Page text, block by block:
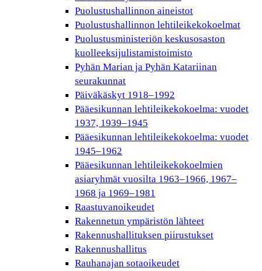
Puolustushallinnon aineistot
Puolustushallinnon lehtileikekokoelmat
Puolustusministeriön keskusosaston
kuolleeksijulistamistoimisto
Pyhän Marian ja Pyhän Katariinan
seurakunnat
Päiväkäskyt 1918–1992
Pääesikunnan lehtileikekokoelma: vuodet
1937, 1939–1945
Pääesikunnan lehtileikekokoelma: vuodet
1945–1962
Pääesikunnan lehtileikekokoelmien
asiaryhmät vuosilta 1963–1966, 1967–
1968 ja 1969–1981
Raastuvanoikeudet
Rakennetun ympäristön lähteet
Rakennushallituksen piirustukset
Rakennushallitus
Rauhanajan sotaoikeudet